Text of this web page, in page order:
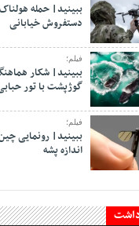
ببینید| حمله
دستفروش خیابانی
فیلم؛
ببینید| شکار
گوژپشت با تور
فیلم؛
ببینید| رونمایی
اندازه پشه